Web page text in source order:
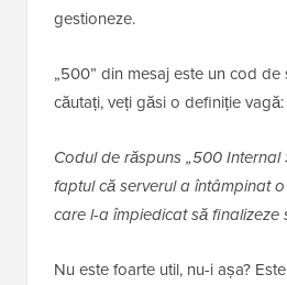
gestioneze.
„500” din mesaj este un cod de
căutați, veți găsi o definiție vagă:
Codul de răspuns „500 Internal
faptul că serverul a întâmpinat
care l-a împiedicat să finalizeze
Nu este foarte util, nu-i așa?